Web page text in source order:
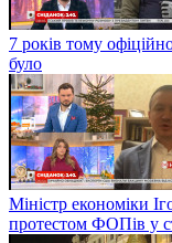
7 років тому
було
Міністр економіки
протестом ФОПів у